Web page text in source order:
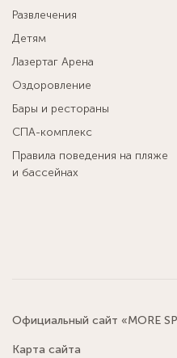
Развлечения
Детям
Лазертаг Арена
Оздоровление
Бары и рестораны
СПА-комплекс
Правила поведения на пляже
и бассейнах
Официальный сайт «MORE
Карта сайта